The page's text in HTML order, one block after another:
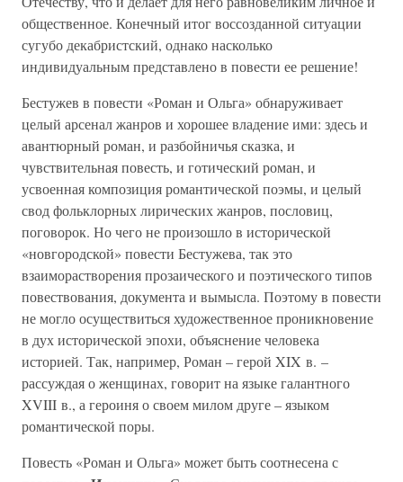
общественное. Конечный итог воссозданной ситуации
сугубо декабристский, однако насколько
индивидуальным представлено в повести ее решение!
Бестужев в повести «Роман и Ольга» обнаруживает
целый арсенал жанров и хорошее владение ими: здесь и
авантюрный роман, и разбойничья сказка, и
чувствительная повесть, и готический роман, и
усвоенная композиция романтической поэмы, и целый
свод фольклорных лирических жанров, пословиц,
поговорок. Но чего не произошло в исторической
«новгородской» повести Бестужева, так это
взаиморастворения прозаического и поэтического типов
повествования, документа и вымысла. Поэтому в повести
не могло осуществиться художественное проникновение
в дух исторической эпохи, объяснение человека
историей. Так, например, Роман – герой XIX в. –
рассуждая о женщинах, говорит на языке галантного
XVIII в., а героиня о своем милом друге – языком
романтической поры.
Повесть «Роман и Ольга» может быть соотнесена с